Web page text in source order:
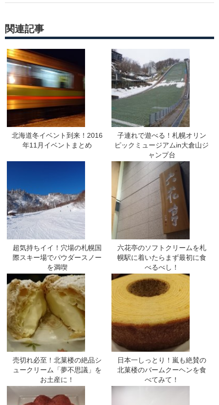
関連記事
北海道冬イベント到来！2016
年11月イベントまとめ
子連れで遊べる！札幌オリン
ピックミュージアムin大倉山ジ
ャンプ台
超気持ちイイ！穴場の札幌国
際スキー場でパウダースノー
を満喫
六花亭のソフトクリームを札
幌駅に着いたらまず最初に食
べるべし！
売切れ必至！北菓楼の絶品シ
ュークリーム「夢不思議」を
お土産に！
日本一しっとり！嵐も絶賛の
北菓楼のバームクーヘンを食
べてみて！